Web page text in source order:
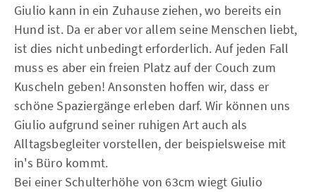
Giulio kann in ein Zuhause ziehen, wo bereits ein
Hund ist. Da er aber vor allem seine Menschen liebt,
ist dies nicht unbedingt erforderlich. Auf jeden Fall
muss es aber ein freien Platz auf der Couch zum
Kuscheln geben! Ansonsten hoffen wir, dass er
schöne Spaziergänge erleben darf. Wir können uns
Giulio aufgrund seiner ruhigen Art auch als
Alltagsbegleiter vorstellen, der beispielsweise mit
in's Büro kommt.
Bei einer Schulterhöhe von 63cm wiegt Giulio